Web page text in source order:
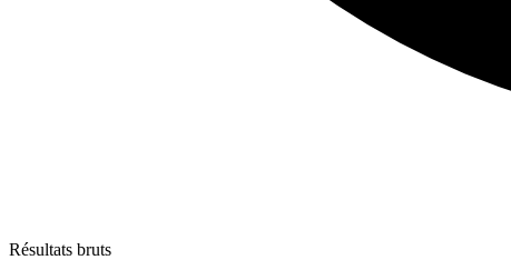
Résultats bruts